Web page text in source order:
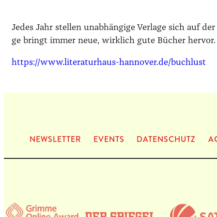
Jedes Jahr stel­len unab­hän­gi­ge Ver­la­ge sich auf
ge bringt immer neue, wirk­lich gute Bücher
https://www.literaturhaus-hannover.de/buchlust
NEWS­LET­TER EVENTS DATEN­SCHUTZ